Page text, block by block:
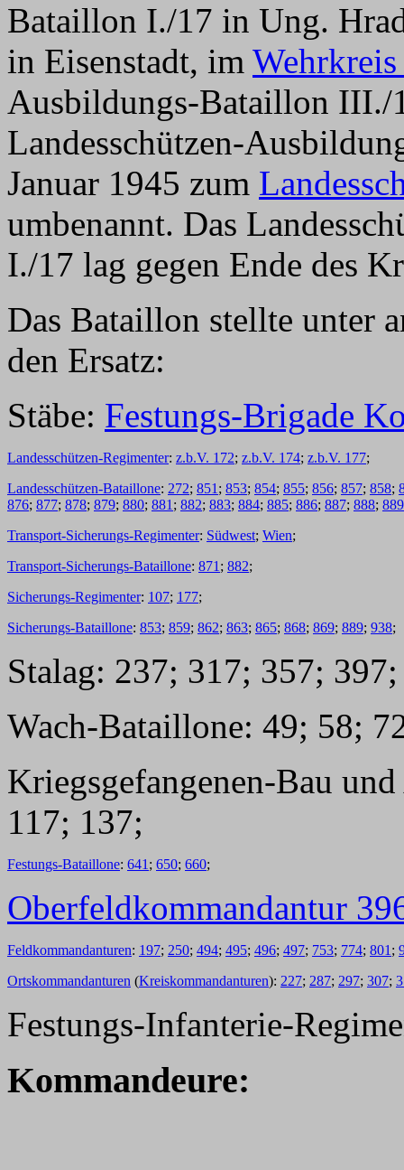
Bataillon I./17 in Ung.
in Eisenstadt, im
Ausbildungs-Bataillon III./
Landesschützen-
Januar 1945 zum
umbenannt. Das
I./17 lag gegen Ende des
Das Bataillon stellte unter
den Ersatz:
Stäbe: Festungs-Brigade
Landesschützen-Regimenter: z.b.V. 172; z.b.V. 174; z.b.V. 177;
Landesschützen-Bataillone: 272; 851 ; 853; 854; 855; 856; 857; 858;
876; 877; 878; 879; 880; 881 ; 882; 883; 884; 885; 886; 887; 888; 889
Transport-Sicherungs-Regimenter: Südwest; Wien;
Transport-Sicherungs-Bataillone: 871 ; 882;
Sicherungs-Regimenter: 107; 177;
Sicherungs-Bataillone: 853; 859; 862; 863; 865; 868; 869; 889; 938;
Stalag: 237; 317; 357; 397;
Wach-Bataillone: 49; 58;
Kriegsgefangenen-Bau
117; 137;
Festungs-Bataillone: 641 ; 650; 660;
Oberfeldkommandantur
Feldkommandanturen: 197; 250; 494; 495; 496; 497; 753; 774; 801 ;
Ortskommandanturen (Kreiskommandanturen): 227; 287; 297; 307;
Festungs-Infanterie-
Kommandeure: